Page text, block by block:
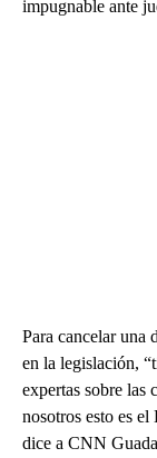
impugnable ante
Para cancelar una
en la legislación,
expertas sobre las
nosotros esto es
dice a CNN